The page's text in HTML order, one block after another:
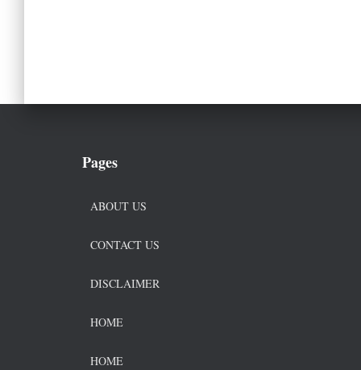
Pages
ABOUT US
CONTACT US
DISCLAIMER
HOME
HOME